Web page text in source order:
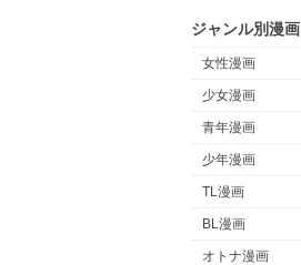
ジャンル別漫画
女性漫画
少女漫画
青年漫画
少年漫画
TL漫画
BL漫画
オトナ漫画